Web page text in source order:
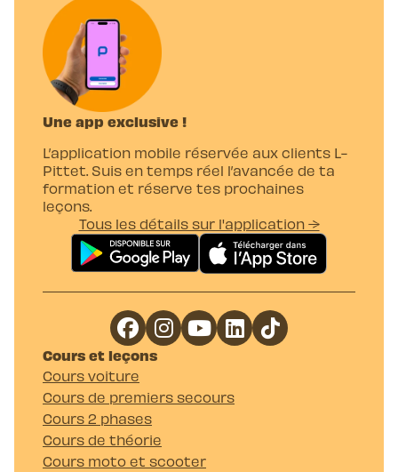
Une app exclusive !
L’application mobile réservée aux clients L-
Pittet. Suis en temps réel l’avancée de ta
formation et réserve tes prochaines
leçons.
Tous les détails sur l'application →
Cours et leçons
Cours voiture
Cours de premiers secours
Cours 2 phases
Cours de théorie
Cours moto et scooter